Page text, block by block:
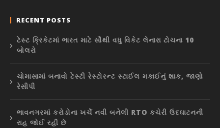
RECENT POSTS
ટેસ્ટ ક્રિકેટમાં ભારત માટે સૌથી વધુ વિકેટ લેનારા ટોચના 10
બોલરો
ચોમાસામાં બનાવો ટેસ્ટી રેસ્ટોરન્ટ સ્ટાઈલ મકાઈનું શાક, જાણો
રેસીપી
ભાવનગરમાં કરોડોના ખર્ચે નવી બનેલી RTO કચેરી ઉદઘાટનની
રાહ જોઈ રહી છે